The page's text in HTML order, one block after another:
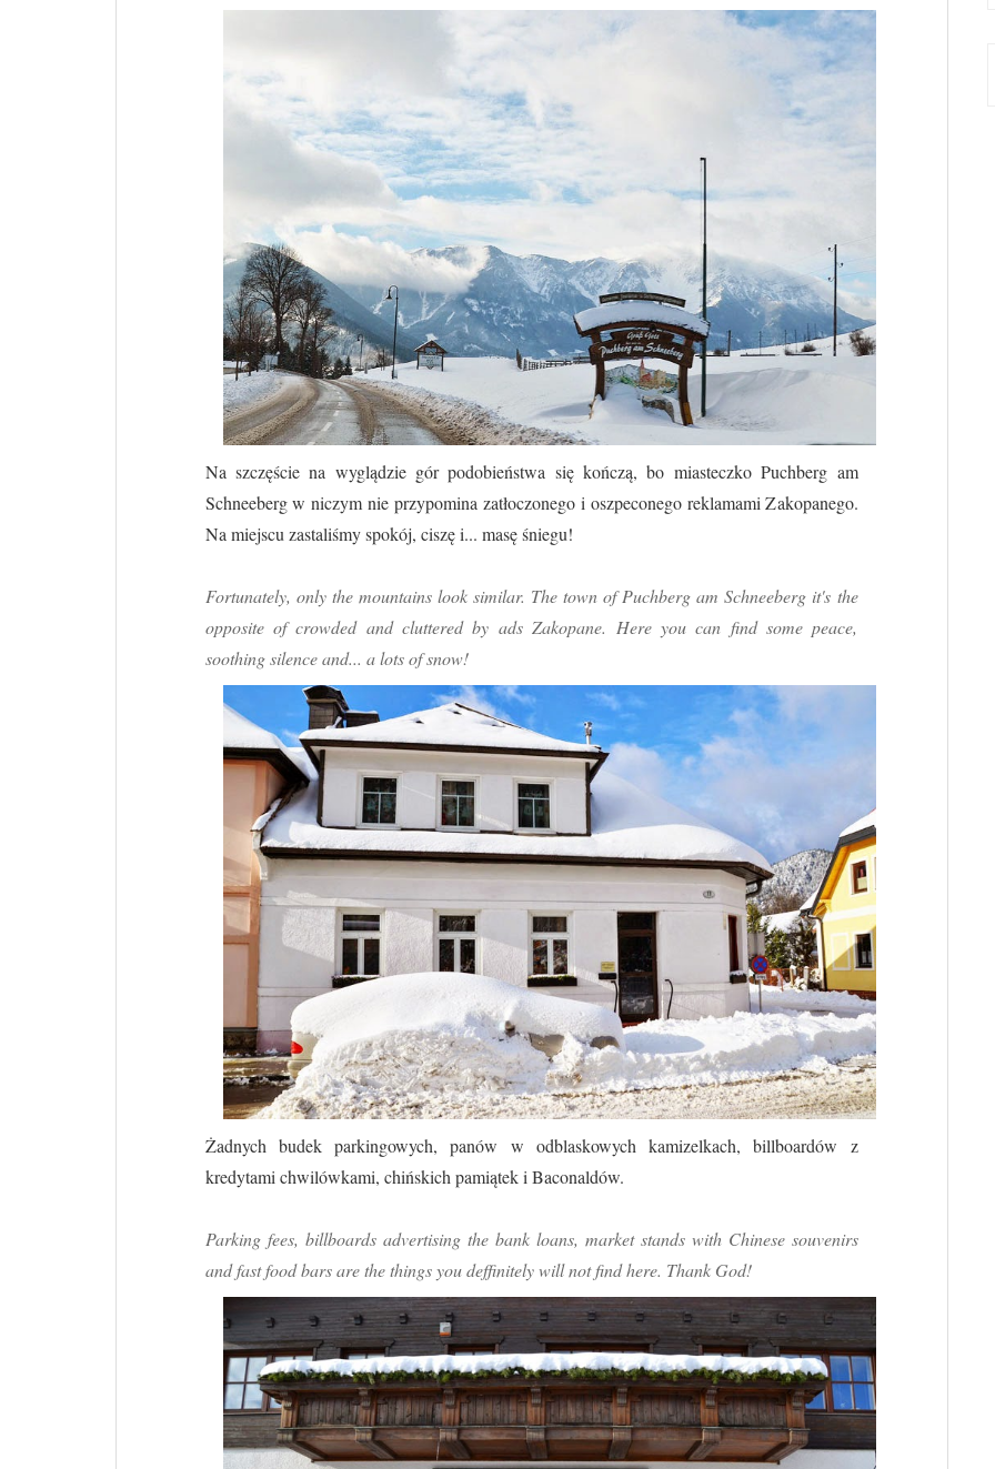
Na szczęście na wyglądzie gór podobieństwa się kończą, bo miasteczko Puchberg am
Schneeberg w niczym nie przypomina zatłoczonego i oszpeconego reklamami Zakopanego.
Na miejscu zastaliśmy spokój, ciszę i... masę śniegu!
Fortunately, only the mountains look similar. The town of Puchberg am Schneeberg it's the
opposite of crowded and cluttered by ads Zakopane. Here you can find some peace,
soothing silence and... a lots of snow!
Żadnych budek parkingowych, panów w odblaskowych kamizelkach, billboardów z
kredytami chwilówkami, chińskich pamiątek i Baconaldów.
Parking fees, billboards advertising the bank loans, market stands with Chinese souvenirs
and fast food bars are the things you deffinitely will not find here. Thank God!